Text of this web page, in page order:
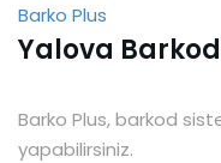
Barko Plus
Yalova
Barko Plus, barkod
yapabilirsiniz.